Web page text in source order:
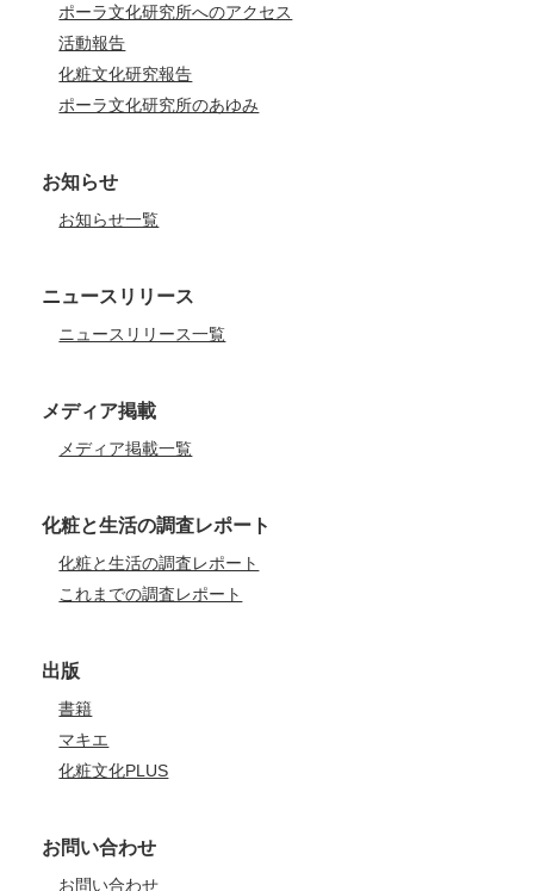
ポーラ文化研究所へのアクセス
活動報告
化粧文化研究報告
ポーラ文化研究所のあゆみ
お知らせ
お知らせ一覧
ニュースリリース
ニュースリリース一覧
メディア掲載
メディア掲載一覧
化粧と生活の調査レポート
化粧と生活の調査レポート
これまでの調査レポート
出版
書籍
マキエ
化粧文化PLUS
お問い合わせ
お問い合わせ